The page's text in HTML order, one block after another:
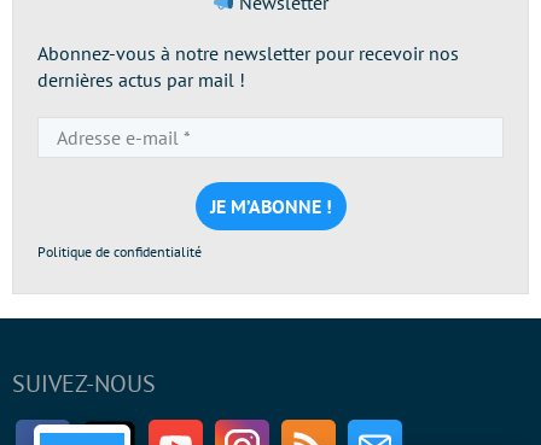
Abonnez-vous à notre newsletter pour recevoir nos
dernières actus par mail !
e-
mail
*
Politique de confidentialité
SUIVEZ-NOUS
FacebookTwitter Youtube InstagramRSS Newsletter